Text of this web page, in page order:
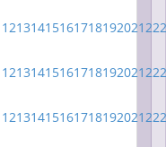
1213141516171819202122
1213141516171819202122
1213141516171819202122